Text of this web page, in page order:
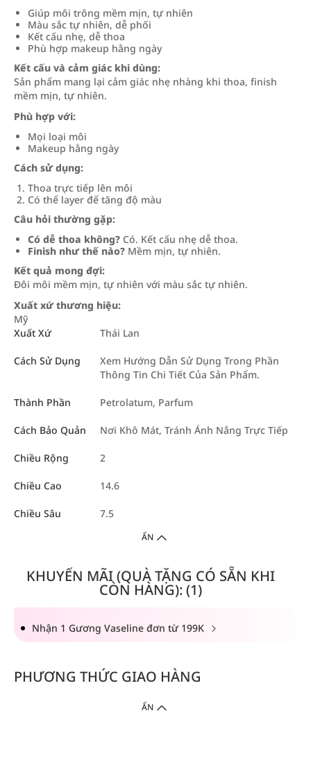
Giúp môi trông mềm mịn, tự nhiên
Màu sắc tự nhiên, dễ phối
Kết cấu nhẹ, dễ thoa
Phù hợp makeup hằng ngày
Kết cấu và cảm giác khi dùng:
Sản phẩm mang lại cảm giác nhẹ nhàng khi thoa, finish
mềm mịn, tự nhiên.
Phù hợp với:
Mọi loại môi
Makeup hằng ngày
Cách sử dụng:
Thoa trực tiếp lên môi
Có thể layer để tăng độ màu
Câu hỏi thường gặp:
Có dễ thoa không? Có. Kết cấu nhẹ dễ thoa.
Finish như thế nào? Mềm mịn, tự nhiên.
Kết quả mong đợi:
Đôi môi mềm mịn, tự nhiên với màu sắc tự nhiên.
Xuất xứ thương hiệu:
Mỹ
Xuất Xứ
Thái Lan
Cách Sử Dụng
Xem Hướng Dẫn Sử Dụng Trong Phần
Thông Tin Chi Tiết Của Sản Phẩm.
Thành Phần Petrolatum, Parfum
Cách Bảo Quản Nơi Khô Mát, Tránh Ánh Nắng Trực Tiếp
Chiều Rộng 2
Chiều Cao 14.6
Chiều Sâu 7.5
ẨN
KHUYẾN MÃI (QUÀ TẶNG CÓ SẴN KHI
CÒN HÀNG): (1)
Nhận 1 Gương Vaseline đơn từ 199K
PHƯƠNG THỨC GIAO HÀNG
ẨN